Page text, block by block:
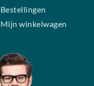
Bestellingen
Mijn winkelwagen